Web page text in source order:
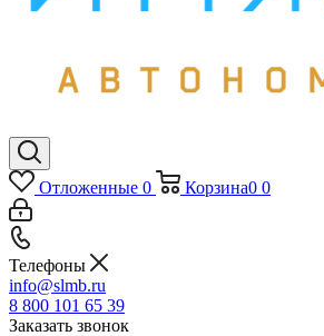
Отложенные 0 Корзина0 0
Телефоны
info@slmb.ru
8 800 101 65 39
Заказать звонок